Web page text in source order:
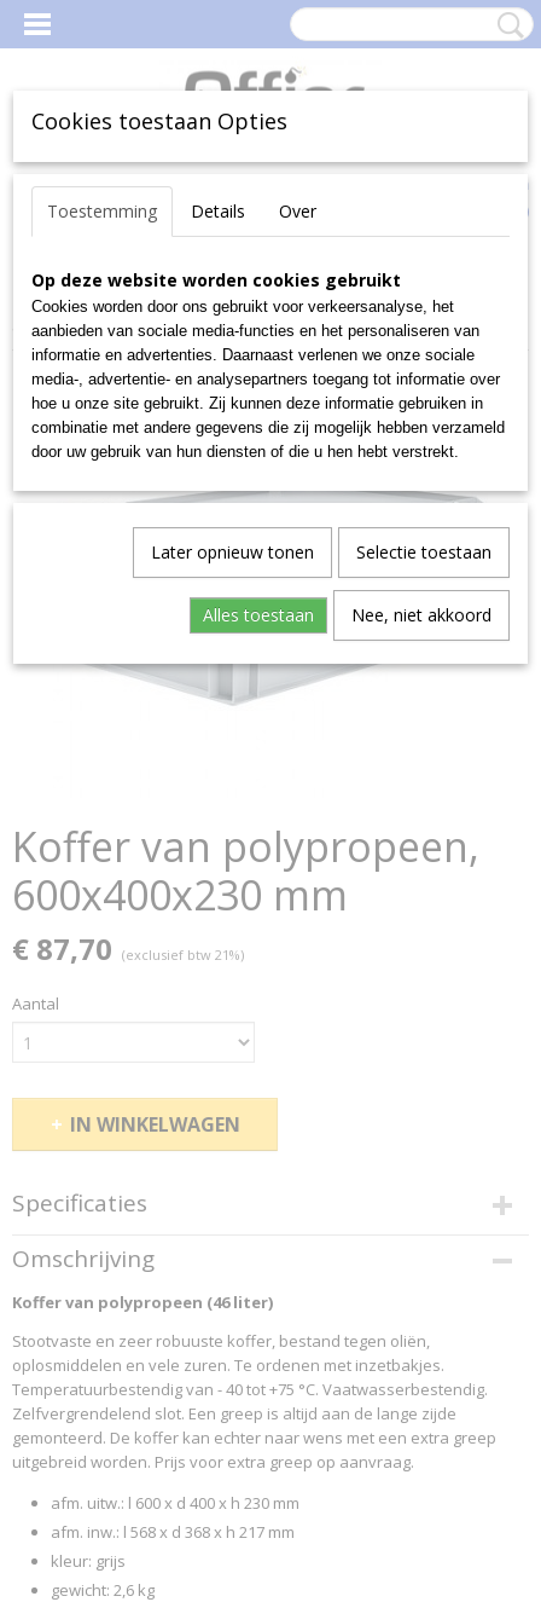
Inloggen Registreren
Uw Winkelwagen
(0)
Home >Magazijn>MagazijnBakken en -Boxen>
Magazijnbakken>Euro-fix-bakken>Deksels, verzegelen,
afsluiten>Koffer van polypropeen, 600x400x230 mm
Koffer van polypropeen,
600x400x230 mm
€ 87,70 (exclusief btw 21%)
Aantal
IN WINKELWAGEN
Specificaties
Productcode
150345
Productcode leverancier
Omschrijving
Koffer van polypropeen (46 liter)
Stootvaste en zeer robuuste koffer, bestand tegen oliën,
oplosmiddelen en vele zuren. Te ordenen met inzetbakjes.
Temperatuurbestendig van - 40 tot +75 °C. Vaatwasserbestendig.
Zelfvergrendelend slot. Een greep is altijd aan de lange zijde
gemonteerd. De koffer kan echter naar wens met een extra greep
uitgebreid worden. Prijs voor extra greep op aanvraag.
afm. uitw.: l 600 x d 400 x h 230 mm
afm. inw.: l 568 x d 368 x h 217 mm
kleur: grijs
gewicht: 2,6 kg
Cookies toestaan Opties
Toestemming Details Over
Op deze website worden cookies gebruikt
Cookies worden door ons gebruikt voor verkeersanalyse, het
aanbieden van sociale media-functies en het personaliseren van
informatie en advertenties. Daarnaast verlenen we onze sociale
media-, advertentie- en analysepartners toegang tot informatie over
hoe u onze site gebruikt. Zij kunnen deze informatie gebruiken in
combinatie met andere gegevens die zij mogelijk hebben verzameld
door uw gebruik van hun diensten of die u hen hebt verstrekt.
Later opnieuw tonen Selectie toestaan
Alles toestaan Nee, niet akkoord